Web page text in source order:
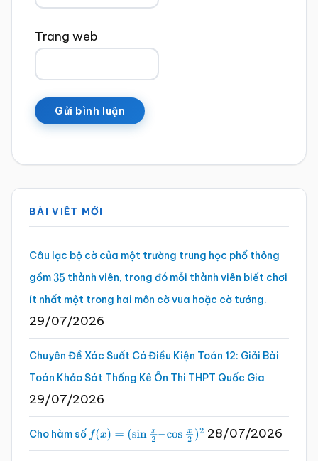
Trang web
Sidebar
chính
BÀI VIẾT MỚI
Câu lạc bộ cờ của một trường trung học phổ thông
gồm35 thành viên, trong đó mỗi thành viên biết chơi
ít nhất một trong hai môn cờ vua hoặc cờ tướng.
29/07/2026
Chuyên Đề Xác Suất Có Điều Kiện Toán 12: Giải Bài
Toán Khảo Sát Thống Kê Ôn Thi THPT Quốc Gia
29/07/2026
Cho hàm số f(x)=(sinx2 –cosx2 )2 28/07/2026